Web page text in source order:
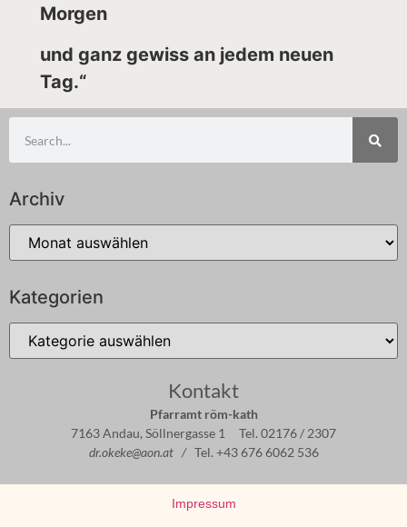
Morgen
und ganz gewiss an jedem neuen
Tag.“
Archiv
Kategorien
Kontakt
Pfarramt röm-kath
7163 Andau, Söllnergasse 1 Tel. 02176 / 2307
dr.okeke@aon.at / Tel. +43 676 6062 536
Impressum